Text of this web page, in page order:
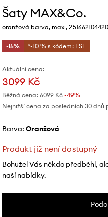
Šaty MAX&Co.
oranžová barva, maxi,
-15% *-10 % s kódem: LST
Aktuální cena:
3099 Kč
Běžná cena: 6099 Kč-49%
Nejnižší cena za posledních 30
Barva: oranžová
Produkt již není dostupný
Bohužel Vás někdo předběhl,
naší nabídky.